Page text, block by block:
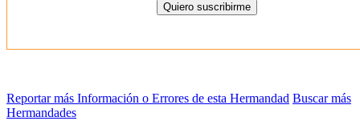
Reportar más Información o Errores de esta Hermandad Buscar más
Hermandades